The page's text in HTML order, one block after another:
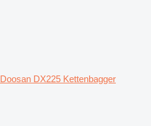
Doosan DX225 Kettenbagger